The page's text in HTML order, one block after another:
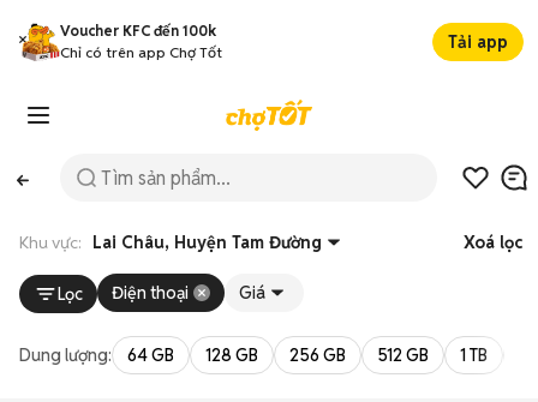
Voucher KFC đến 100k
Chỉ có trên app Chợ Tốt
Tải app
Khu vực: Lai Châu, Huyện Tam Đường Xoá lọc
Lọc Điện thoại Giá
Dung lượng: 64 GB 128 GB 256 GB 512 GB 1 TB